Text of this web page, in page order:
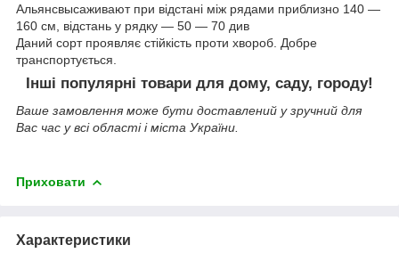
Альянсвысаживают при відстані між рядами приблизно 140 ―
160 см, відстань у рядку ― 50 ― 70 див
Даний сорт проявляє стійкість проти хвороб. Добре
транспортується.
Інші популярні товари для дому, саду, городу!
Ваше замовлення може бути доставлений у зручний для
Вас час у всі області і міста України.
Приховати
Характеристики